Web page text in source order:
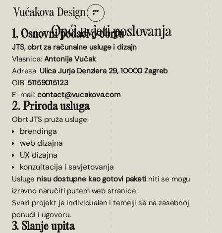
Opći uvjeti poslovanja
1. Osnovni podaci o obrtu
JTS, obrt za računalne usluge i dizajn
Vlasnica:Antonija Vučak
Adresa:Ulica Jurja Denzlera 29, 10000 Zagreb
OIB: 51159015123
E-mail: contact@vucakova.com
2. Priroda usluga
Obrt JTS pruža usluge:
brendinga
web dizajna
UX dizajna
konzultacija i savjetovanja
Usluge nisu dostupne kao gotovi paketi niti se mogu
izravno naručiti putem web stranice.
Svaki projekt je individualan i temelji se na zasebnoj
ponudi i ugovoru.
3. Slanje upita